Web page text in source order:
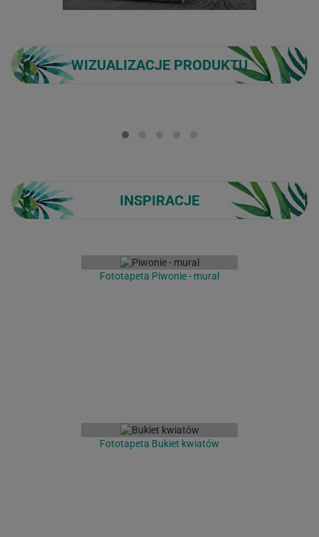
WIZUALIZACJE PRODUKTU
INSPIRACJE
Fototapeta Piwonie - mural
Fototapeta Bukiet kwiatów